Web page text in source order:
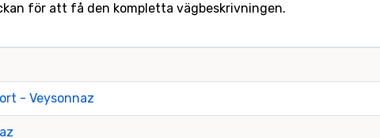
för att få den kompletta vägbeskrivningen.
- Veysonnaz